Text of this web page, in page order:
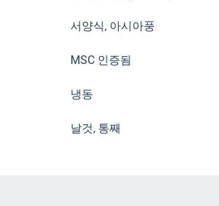
서양식, 아시아풍
MSC 인증됨
냉동
날것, 통째